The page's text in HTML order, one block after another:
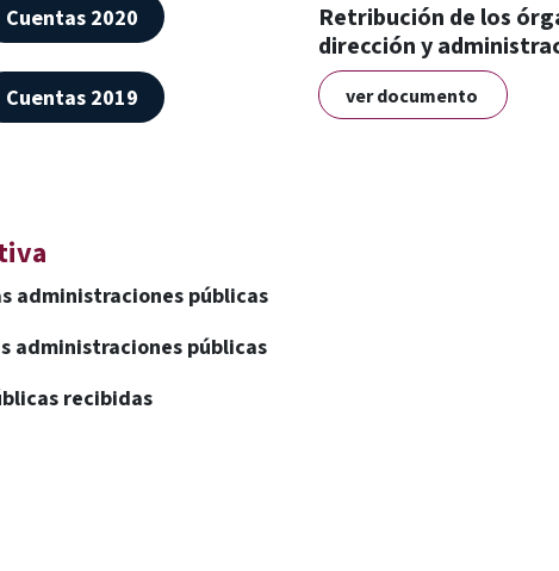
Cuentas 2020
Cuentas 2019
Retribución de los
dirección y
ver documento
administraciones públicas
administraciones públicas
recibidas